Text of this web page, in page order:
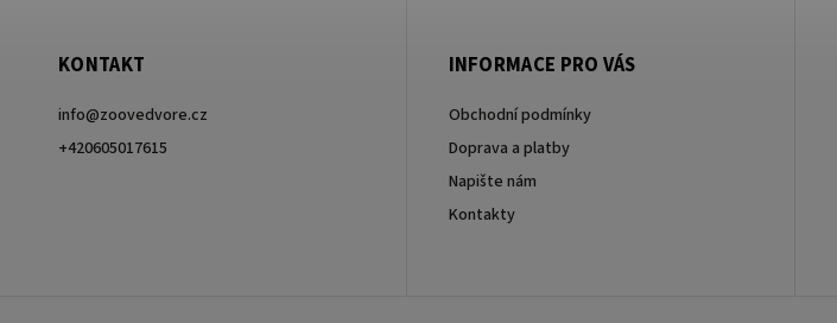
KONTAKT
info@zoovedvore.cz
+420605017615
INFORMACE PRO VÁS
Obchodní podmínky
Doprava a platby
Napište nám
Kontakty